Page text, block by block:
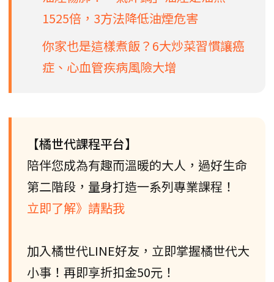
1525倍，3方法降低油煙危害
你家也是這樣煮飯？6大炒菜習慣讓癌
症、心血管疾病風險大增
【橘世代課程平台】
陪伴您成為有趣而溫暖的大人，過好生命
第二階段，量身打造一系列專業課程！
立即了解》請點我
加入橘世代LINE好友，立即掌握橘世代大
小事！再即享折扣金50元！